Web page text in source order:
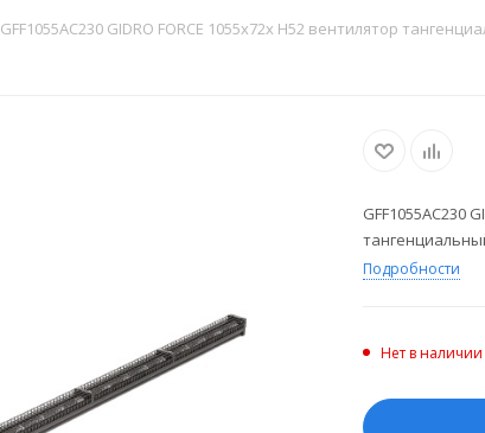
GFF1055AC230 GIDRO FORCE 1055х72х H52 вентилятор
GFF1055AC230
Подробности
Нет в наличии